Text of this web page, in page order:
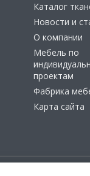
Каталог
Новости и
О компании
Мебель по
проектам
Фабрика
Карта сайта